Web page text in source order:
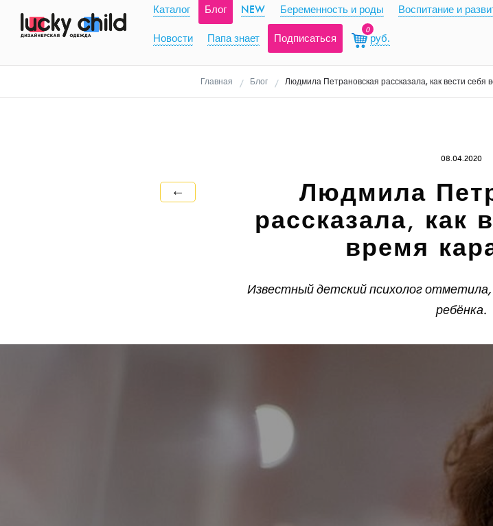
Каталог Блог NEW Беременность и роды Воспитание и
Новости Папа знает Подписаться
0
руб.
Главная Блог Людмила Петрановская рассказала, как вести себя
←
08.04.2020
Людмила
рассказала, как
время
Известный детский психолог
ребёнка.